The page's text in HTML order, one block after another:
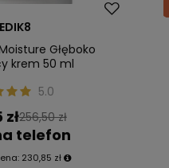
Głęboko
krem 50 ml
5.0
256,50 zł
telefon
230,85 zł